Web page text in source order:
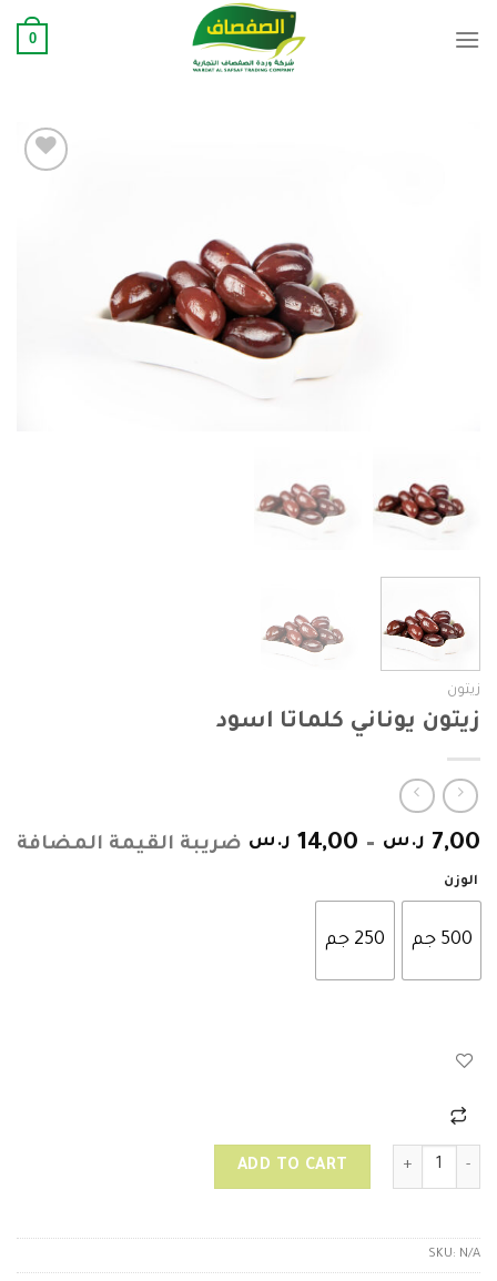
0
زيتون
زيتون يوناني كلماتا اسود
7,00 ر.س –
14,00 ر.س ضريبة القيمة المضافة
الوزن
500 جم 250 جم
زيتون يوناني كلماتا اسود quantity
ADD TO CART
SKU: N/A